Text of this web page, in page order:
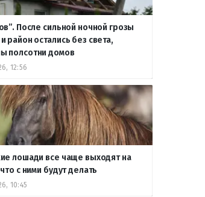
После сильной ночной грозы
район остались без света,
полсотни домов
12:56
лошади все чаще выходят на
с ними будут делать
10:45